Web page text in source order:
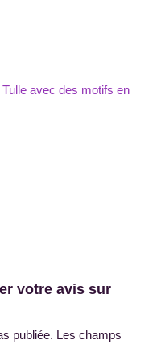
Tulle avec des motifs en
votre avis sur
publiée. Les champs